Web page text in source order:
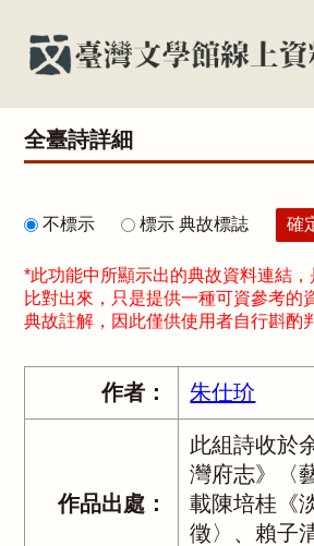
全臺詩詳細
不標示 標示 典故標誌
*此功能中所顯示出的典故資料連結
比對出來，只是提供一種可資參考的
典故註解，因此僅供使用者自行斟酌
作者： 朱仕玠
作品出處：
此組詩收於
灣府志》〈
載陳培桂《
徵〉、賴子